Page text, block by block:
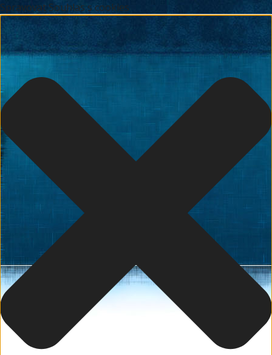
Spravovat Souhlas s cookies